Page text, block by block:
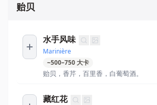
贻贝
水手风味
Marinière
~500–750大卡
贻贝，香芹，百里香，白葡萄酒。
藏红花